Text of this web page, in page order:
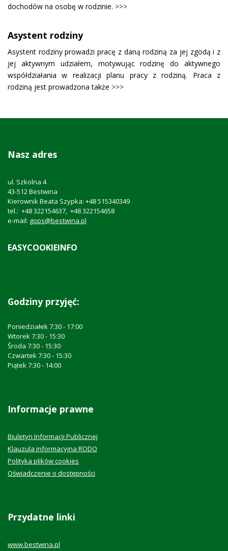
dochodów na osobę w rodzinie. >>>
Asystent rodziny
Asystent rodziny prowadzi pracę z daną rodziną za jej zgodą i z
jej aktywnym udziałem, motywując rodzinę do aktywnego
współdziałania w realizacji planu pracy z rodziną. Praca z
rodziną jest prowadzona także >>>
Nasz adres
ul. Szkolna 4
43-512 Bestwina
Kierownik Beata Szypka: +48 515340349
tel.: +48 322154637, +48 322154658
e-mail: gops@bestwina.pl
EASYCOOKIEINFO
Godziny przyjęć:
Poniedziałek 7:30 - 17:00
Wtorek 7:30 - 15:30
Środa 7:30 - 15:30
Czwartek 7:30 - 15:30
Piątek 7:30 - 14:00
Informacje prawne
Biuletyn Informacji Publicznej
Klauzula informacyjna RODO
Polityka plików cookies
Oświadczenie o dostępności
Przydatne linki
www.bestwina.pl